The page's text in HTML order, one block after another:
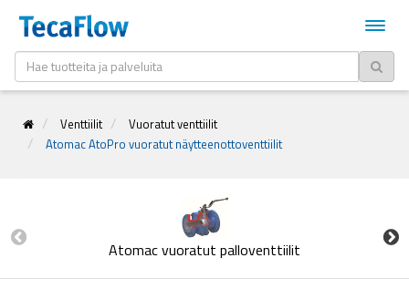
Venttiilit
Vuoratut venttiilit
Atomac AtoPro vuoratut näytteenottoventtiilit
Atomac vuoratut palloventtiilit